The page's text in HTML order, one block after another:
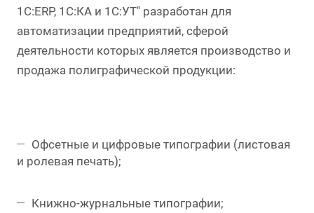
1С:ERP, 1С:КА и 1С:УТ" разработан для
автоматизации предприятий, сферой
деятельности которых является производство и
продажа полиграфической продукции:
Офсетные и цифровые типографии (листовая
и ролевая печать);
Книжно-журнальные типографии;